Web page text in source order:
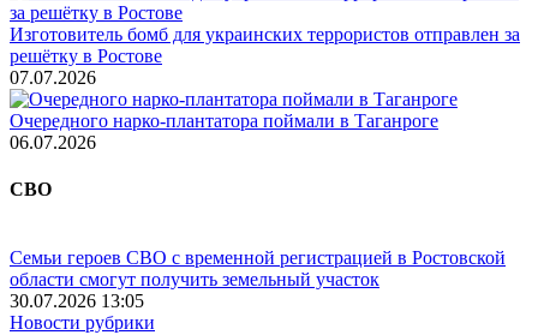
Изготовитель бомб для украинских террористов отправлен за
решётку в Ростове
07.07.2026
Очередного нарко-плантатора поймали в Таганроге
06.07.2026
СВО
Семьи героев СВО с временной регистрацией в Ростовской
области смогут получить земельный участок
30.07.2026 13:05
Новости рубрики